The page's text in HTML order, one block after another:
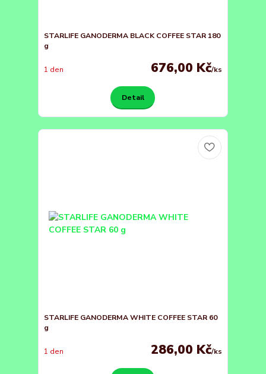
STARLIFE GANODERMA BLACK COFFEE STAR 180
g
676,00 Kč/ks
1 den
Detail
STARLIFE GANODERMA WHITE COFFEE STAR 60
g
286,00 Kč/ks
1 den